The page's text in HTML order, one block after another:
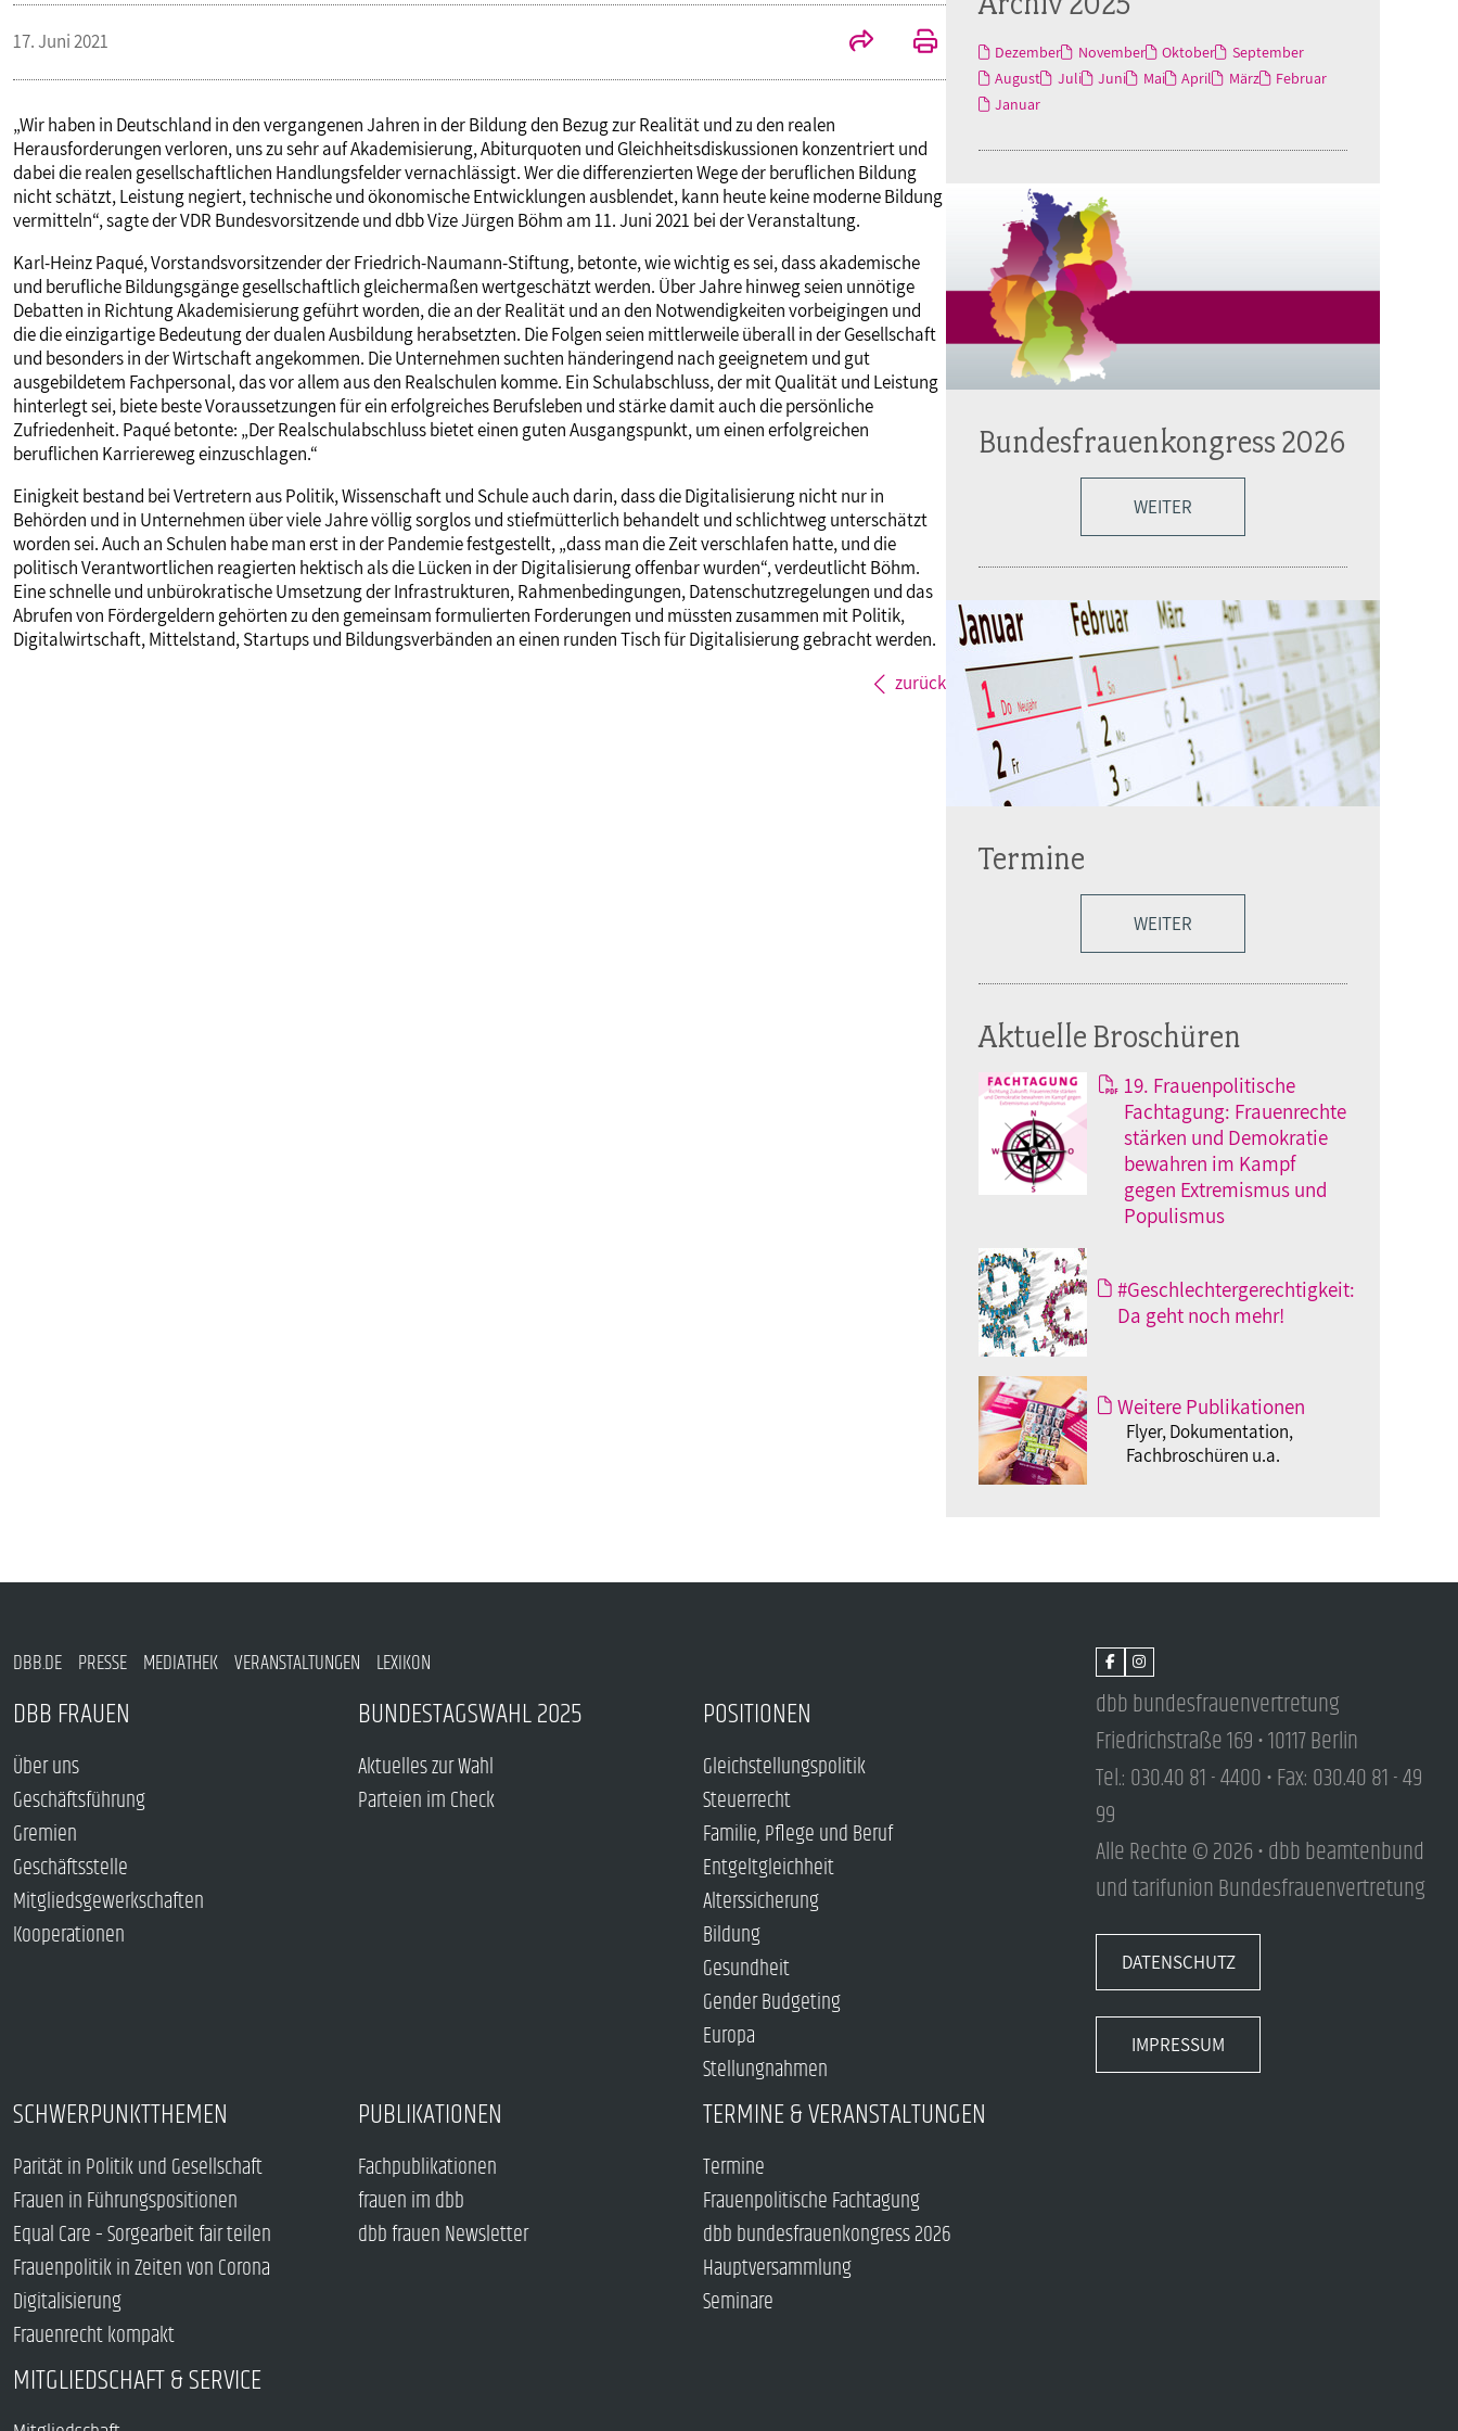
Kooperationen
Bildung
Gesundheit
Gender Budgeting
Europa
Stellungnahmen
Frauenrecht kompakt
PUBLIKATIONEN
TERMINE & VERANSTALTUNGEN
MITGLIEDSCHAFT & SERVICE
Verlag
17. Juni 2021
„Wir haben in Deutschland in den vergangenen Jahren in der Bildung den Bezug zur Realität und zu den realen
Herausforderungen verloren, uns zu sehr auf Akademisierung, Abiturquoten und Gleichheitsdiskussionen konzentriert und
dabei die realen gesellschaftlichen Handlungsfelder vernachlässigt. Wer die differenzierten Wege der beruflichen Bildung
nicht schätzt, Leistung negiert, technische und ökonomische Entwicklungen ausblendet, kann heute keine moderne Bildung
vermitteln“, sagte der VDR Bundesvorsitzende und dbb Vize Jürgen Böhm am 11. Juni 2021 bei der Veranstaltung.
Karl-Heinz Paqué, Vorstandsvorsitzender der Friedrich-Naumann-Stiftung, betonte, wie wichtig es sei, dass akademische
und berufliche Bildungsgänge gesellschaftlich gleichermaßen wertgeschätzt werden. Über Jahre hinweg seien unnötige
Debatten in Richtung Akademisierung geführt worden, die an der Realität und an den Notwendigkeiten vorbeigingen und
die die einzigartige Bedeutung der dualen Ausbildung herabsetzten. Die Folgen seien mittlerweile überall in der Gesellschaft
und besonders in der Wirtschaft angekommen. Die Unternehmen suchten händeringend nach geeignetem und gut
ausgebildetem Fachpersonal, das vor allem aus den Realschulen komme. Ein Schulabschluss, der mit Qualität und Leistung
hinterlegt sei, biete beste Voraussetzungen für ein erfolgreiches Berufsleben und stärke damit auch die persönliche
Zufriedenheit. Paqué betonte: „Der Realschulabschluss bietet einen guten Ausgangspunkt, um einen erfolgreichen
beruflichen Karriereweg einzuschlagen.“
Einigkeit bestand bei Vertretern aus Politik, Wissenschaft und Schule auch darin, dass die Digitalisierung nicht nur in
Behörden und in Unternehmen über viele Jahre völlig sorglos und stiefmütterlich behandelt und schlichtweg unterschätzt
worden sei. Auch an Schulen habe man erst in der Pandemie festgestellt, „dass man die Zeit verschlafen hatte, und die
politisch Verantwortlichen reagierten hektisch als die Lücken in der Digitalisierung offenbar wurden“, verdeutlicht Böhm.
Eine schnelle und unbürokratische Umsetzung der Infrastrukturen, Rahmenbedingungen, Datenschutzregelungen und das
Abrufen von Fördergeldern gehörten zu den gemeinsam formulierten Forderungen und müssten zusammen mit Politik,
Digitalwirtschaft, Mittelstand, Startups und Bildungsverbänden an einen runden Tisch für Digitalisierung gebracht werden.
zurück
Dezember November Oktober
September
August
Juli Juni Mai April März
Februar
Januar
Bundesfrauenkongress 2026
WEITER
Termine
WEITER
Aktuelle Broschüren
19. Frauenpolitische
Fachtagung: Frauenrechte
stärken und Demokratie
bewahren im Kampf
gegen Extremismus und
Populismus
#Geschlechtergerechtigkeit:
Da geht noch mehr!
Weitere Publikationen
Flyer, Dokumentation,
Fachbroschüren u.a.
DBB.DE PRESSE MEDIATHEK VERANSTALTUNGEN LEXIKON
DBB FRAUEN
Über uns
Geschäftsführung
Gremien
Geschäftsstelle
Mitgliedsgewerkschaften
Kooperationen
BUNDESTAGSWAHL 2025
Aktuelles zur Wahl
Parteien im Check
POSITIONEN
Gleichstellungspolitik
Steuerrecht
Familie, Pflege und Beruf
Entgeltgleichheit
Alterssicherung
Bildung
Gesundheit
Gender Budgeting
Europa
Stellungnahmen
SCHWERPUNKTTHEMEN
Parität in Politik und Gesellschaft
Frauen in Führungspositionen
Equal Care – Sorgearbeit fair teilen
Frauenpolitik in Zeiten von Corona
Digitalisierung
Frauenrecht kompakt
PUBLIKATIONEN
Fachpublikationen
frauen im dbb
dbb frauen Newsletter
TERMINE & VERANSTALTUNGEN
Termine
Frauenpolitische Fachtagung
dbb bundesfrauenkongress 2026
Hauptversammlung
Seminare
MITGLIEDSCHAFT & SERVICE
dbb bundesfrauenvertretung
Friedrichstraße 169 • 10117 Berlin
Tel.: 030.40 81 - 4400 • Fax: 030.40 81 - 49
99
Alle Rechte © 2026 • dbb beamtenbund
und tarifunion Bundesfrauenvertretung
DATENSCHUTZ
IMPRESSUM